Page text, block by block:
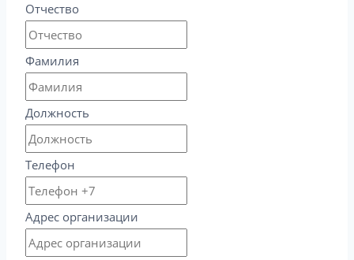
Отчество
Фамилия
Должность
Телефон
Адрес организации